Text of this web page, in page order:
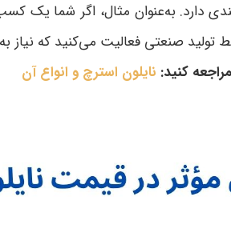
دارد. به‌عنوان مثال، اگر شما یک
تولید صنعتی فعالیت می‌کنید که
کنید: نایلون استرچ و انواع آن